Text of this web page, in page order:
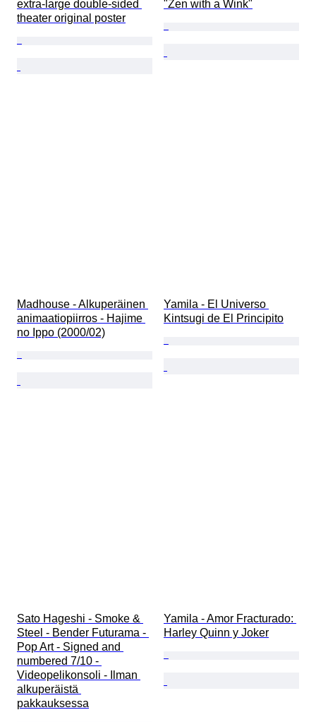
extra-large double-sided
theater original poster
"Zen with a Wink"
Madhouse - Alkuperäinen
animaatiopiirros - Hajime
no Ippo (2000/02)
Yamila - El Universo
Kintsugi de El Principito
Sato Hageshi - Smoke &
Steel - Bender Futurama -
Pop Art - Signed and
numbered 7/10 -
Videopelikonsoli - Ilman
alkuperäistä
pakkauksessa
Yamila - Amor Fracturado:
Harley Quinn y Joker